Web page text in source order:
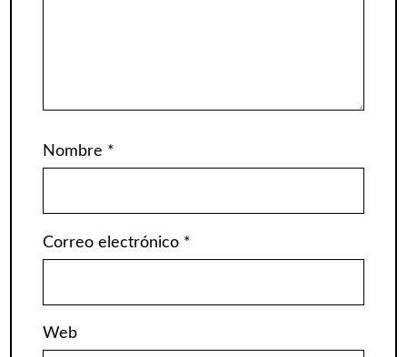
Nombre *
Correo electrónico *
Web